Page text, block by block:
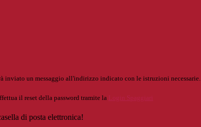
inviato un messaggio all'indirizzo indicato con le istruzioni necessarie.
il reset della password tramite la Login Spaggiari
di posta elettronica!